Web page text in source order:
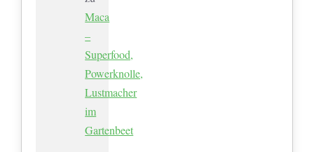
Maca
–
Superfood,
Powerknolle,
Lustmacher
im
Gartenbeet